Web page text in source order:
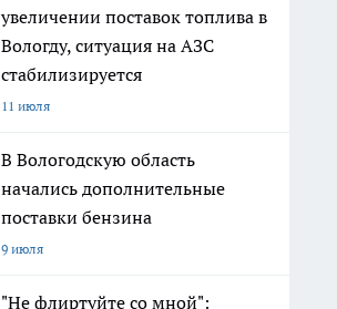
увеличении поставок топлива в
Вологду, ситуация на АЗС
стабилизируется
11 июля
В Вологодскую область
начались дополнительные
поставки бензина
9 июля
"Не флиртуйте со мной":